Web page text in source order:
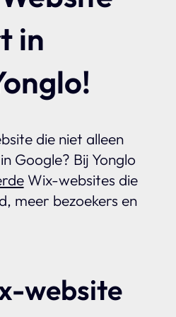
in
die niet alleen
Google? Bij Yonglo
Wix-websites die
meer bezoekers en
website